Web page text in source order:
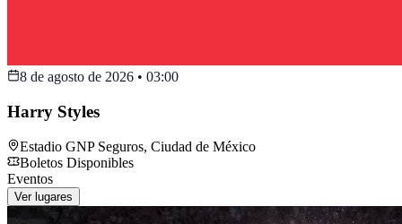
8 de agosto de 2026 • 03:00
Harry Styles
Estadio GNP Seguros, Ciudad de México
Boletos Disponibles
Eventos
Ver lugares